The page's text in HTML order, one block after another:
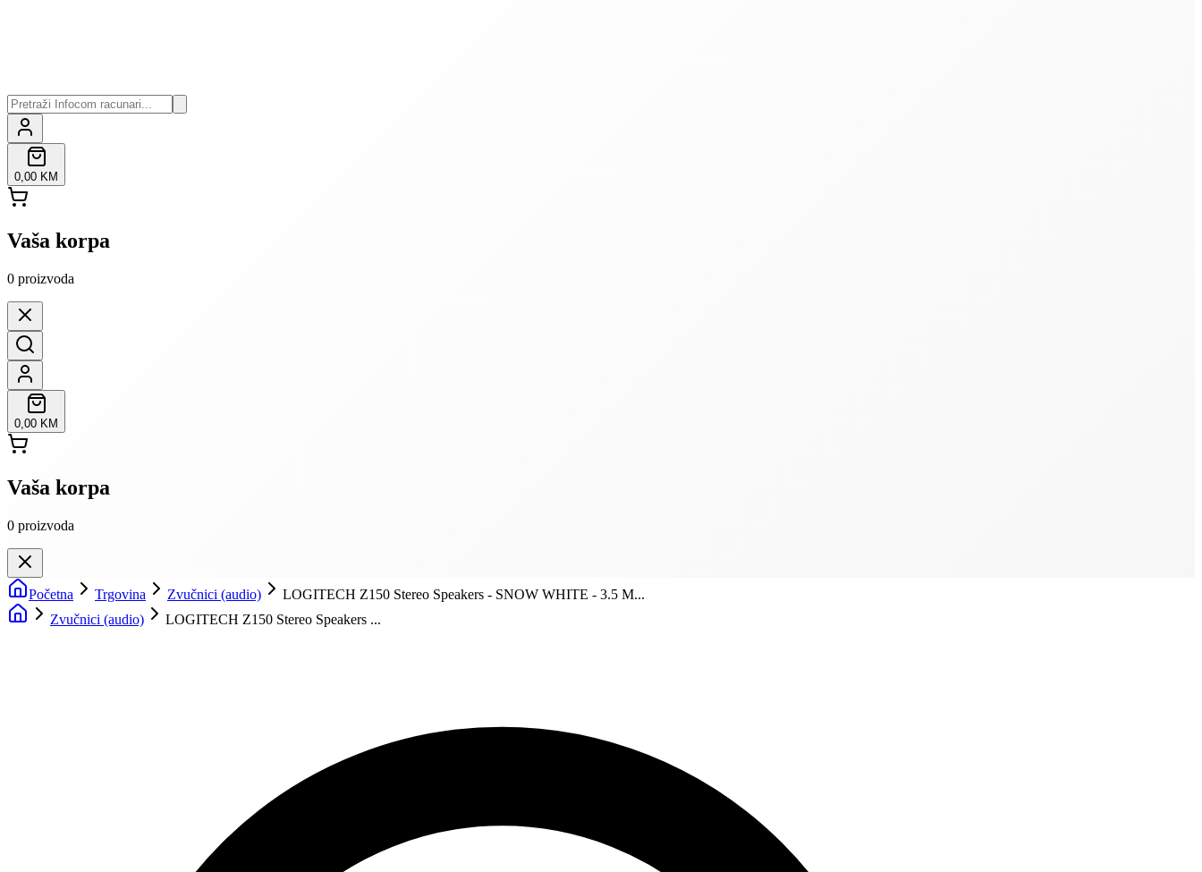
0,00 KM
Vaša korpa
0 proizvoda
0,00 KM
Vaša korpa
0 proizvoda
Početna Trgovina Zvučnici (audio)
LOGITECH Z150 Stereo Speakers - SNOW WHITE - 3.5 M...
Zvučnici (audio)
LOGITECH Z150 Stereo Speakers ...